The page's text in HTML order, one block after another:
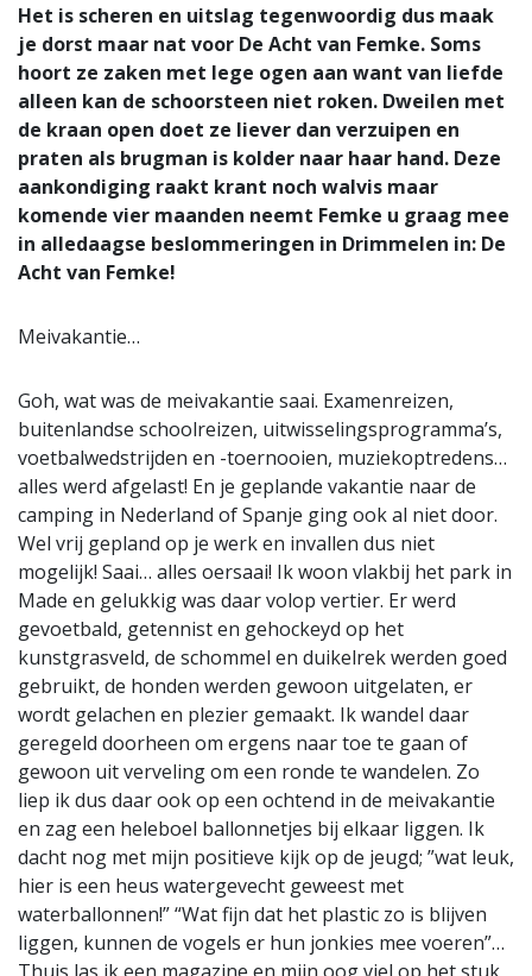
Het is scheren en uitslag tegenwoordig dus maak
je dorst maar nat voor De Acht van Femke. Soms
hoort ze zaken met lege ogen aan want van liefde
alleen kan de schoorsteen niet roken. Dweilen met
de kraan open doet ze liever dan verzuipen en
praten als brugman is kolder naar haar hand. Deze
aankondiging raakt krant noch walvis maar
komende vier maanden neemt Femke u graag mee
in alledaagse beslommeringen in Drimmelen in: De
Acht van Femke!
Meivakantie…
Goh, wat was de meivakantie saai. Examenreizen,
buitenlandse schoolreizen, uitwisselingsprogramma’s,
voetbalwedstrijden en -toernooien, muziekoptredens…
alles werd afgelast! En je geplande vakantie naar de
camping in Nederland of Spanje ging ook al niet door.
Wel vrij gepland op je werk en invallen dus niet
mogelijk! Saai… alles oersaai! Ik woon vlakbij het park in
Made en gelukkig was daar volop vertier. Er werd
gevoetbald, getennist en gehockeyd op het
kunstgrasveld, de schommel en duikelrek werden goed
gebruikt, de honden werden gewoon uitgelaten, er
wordt gelachen en plezier gemaakt. Ik wandel daar
geregeld doorheen om ergens naar toe te gaan of
gewoon uit verveling om een ronde te wandelen. Zo
liep ik dus daar ook op een ochtend in de meivakantie
en zag een heleboel ballonnetjes bij elkaar liggen. Ik
dacht nog met mijn positieve kijk op de jeugd; ”wat leuk,
hier is een heus watergevecht geweest met
waterballonnen!” “Wat fijn dat het plastic zo is blijven
liggen, kunnen de vogels er hun jonkies mee voeren”…